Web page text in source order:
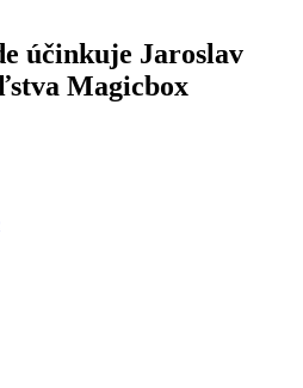
účinkuje Jaroslav
Magicbox